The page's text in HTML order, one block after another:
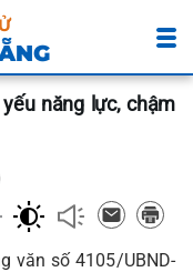
năng lực, chậm
văn số 4105/UBND-